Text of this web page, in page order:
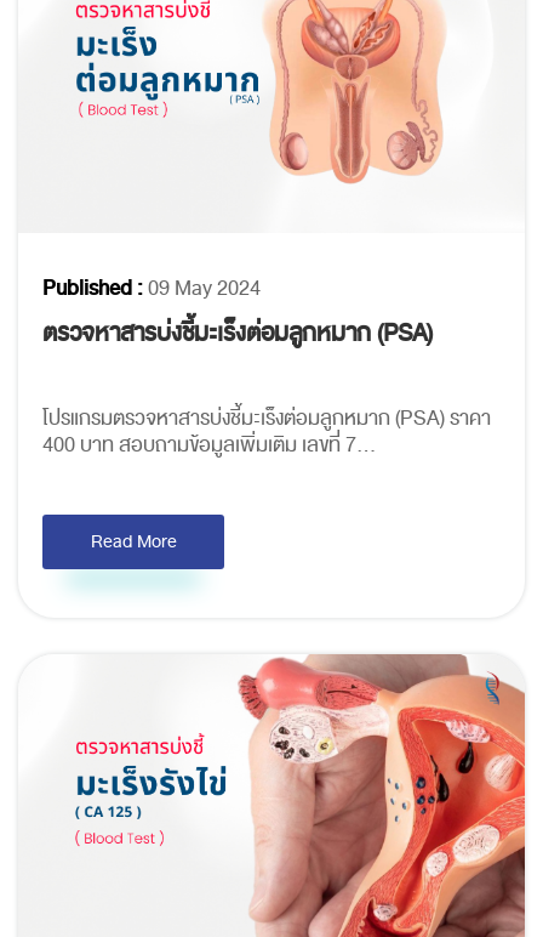
Published :09 May 2024
ตรวจหาสารบ่งชี้มะเร็งต่อมลูกหมาก (PSA)
โปรแกรมตรวจหาสารบ่งชี้มะเร็งต่อมลูกหมาก (PSA) ราคา
400 บาท สอบถามข้อมูลเพิ่มเติม เลขที่ 7...
Read More